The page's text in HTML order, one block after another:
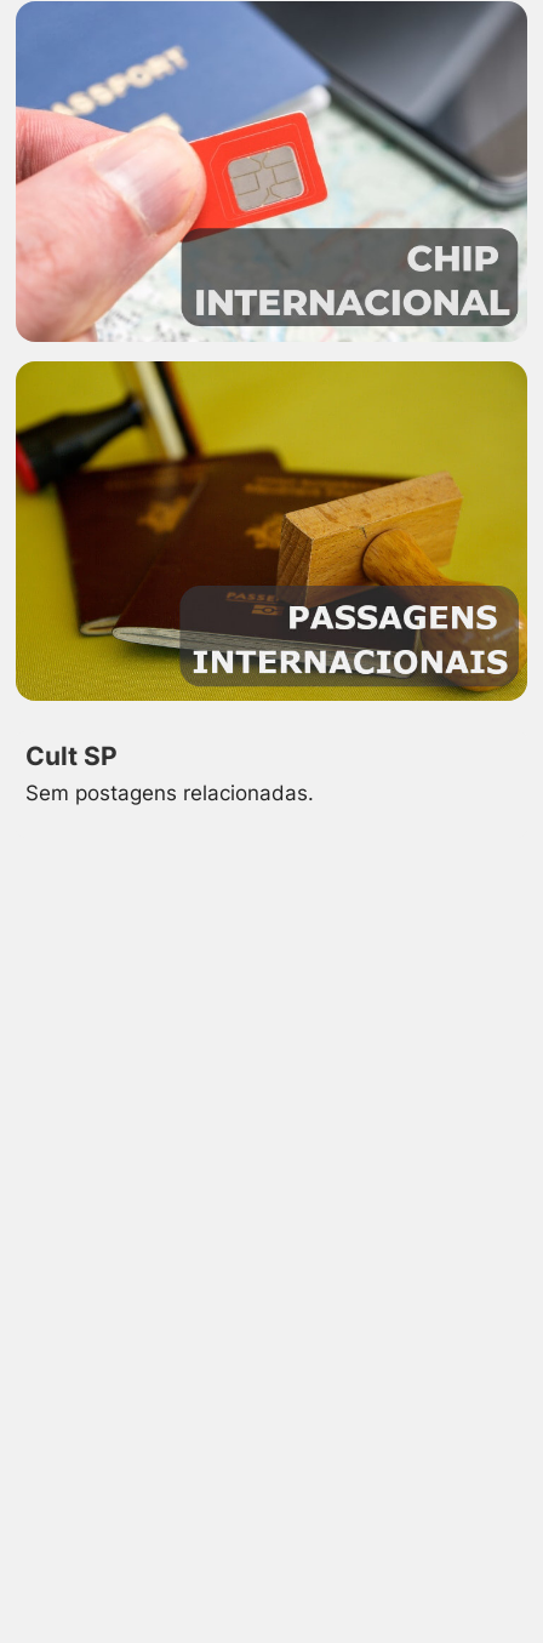
Cult SP
Sem postagens relacionadas.